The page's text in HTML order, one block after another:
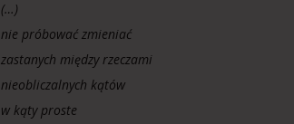
(…)
nie próbować zmieniać
zastanych między rzeczami
nieobliczalnych kątów
w kąty proste